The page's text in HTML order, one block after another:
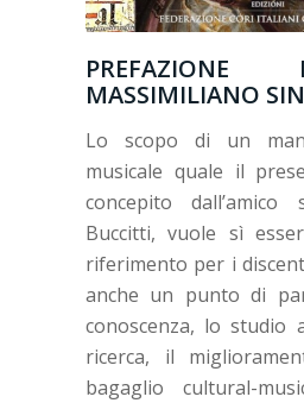
MASSIMILIANO
Lo scopo di un
musicale quale il
concepito dall’amico
Buccitti, vuole sì
riferimento per i
anche un punto di
conoscenza, lo studio
ricerca, il
bagaglio cultural-